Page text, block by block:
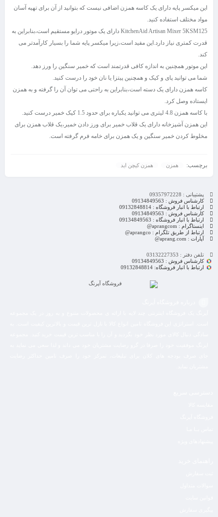
این میکسر پایه دارای یک کاسه همزن اضافی نیست که بتوانید از آن برای تهیه آسان
مواد مختلف استفاده کنید.
KitchenAid Artisan Mixer 5KSM125 دارای یک موتور درایو مستقیم است،بنابراین به
قدرت کمتری نیاز دارد.این مفید است،زیرا میکسر پایه شما را بسیار کارآمدتر می
کند.
این موتور همچنین به اندازه کافی قدرتمند است که خمیر سنگین را ورز دهد.
شما می توانید پای و کیک و همچنین پیتزا یا نان خود را درست کنید.
کاسه همزن دارای یک دسته است،بنابراین به راحتی می توان آن را گرفته و به همزن
ایستاده وصل کرد.
با کاسه همزن 4.8 لیتری می توانید یکباره برای حدود 1.5 کیک خمیر درست کنید.
این همزن آشپزخانه دارای یک قلاب خمیر برای ورز دادن خمیر،یک قلاب همزن برای
مخلوط کردن خمیر سنگین و یک همزن برای خامه فرم گرفته است.
برچسب: همزن همزن کیچن اید
پشتیبانی : 09357972228
کارشناس فروش : 09134849563
ارتباط با انبار فروشگاه : 09132848814
کارشناس فروش : 09134849563
ارتباط با انبار فروشگاه : 09134849563
اینستاگرام : aprangcom@
ارتباط از طریق تلگرام : aprangco@
آپارات : aprang.com@
تلفن دفتر : 03132227353
کارشناس فروش : 09134849563
ارتباط با انبار فروشگاه: 09132848814